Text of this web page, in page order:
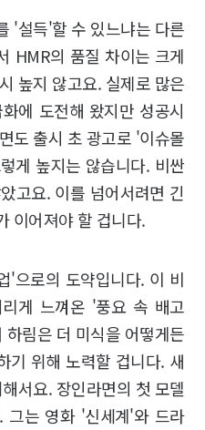
'설득'할 수 있느냐는 다른
HMR의 품질 차이는 크게
높지 않고요. 실제로 많은
에 도전해 왔지만 성공시
도 출시 초 광고로 '이슈몰
게 높지는 않습니다. 비싼
고요. 이를 넘어서려면 긴
이어져야 할 겁니다.
'으로의 도약입니다. 이 비
게 느껴온 '풍요 속 배고
림은 더 미식을 어떻게든
기 위해 노력할 겁니다. 새
서요. 장인라면의 첫 모델
그는 영화 '신세계'와 드라